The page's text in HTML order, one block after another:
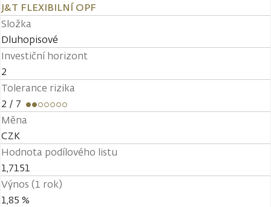
J&T FLEXIBILNÍ OPF
Složka
Dluhopisové
Investiční horizont
2
Tolerance rizika
2 / 7
Měna
CZK
Hodnota podílového listu
1,7151
Výnos (1 rok)
1,85 %